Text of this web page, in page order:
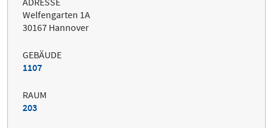
Welfengarten 1A
30167 Hannover
GEBÄUDE
1107
RAUM
203